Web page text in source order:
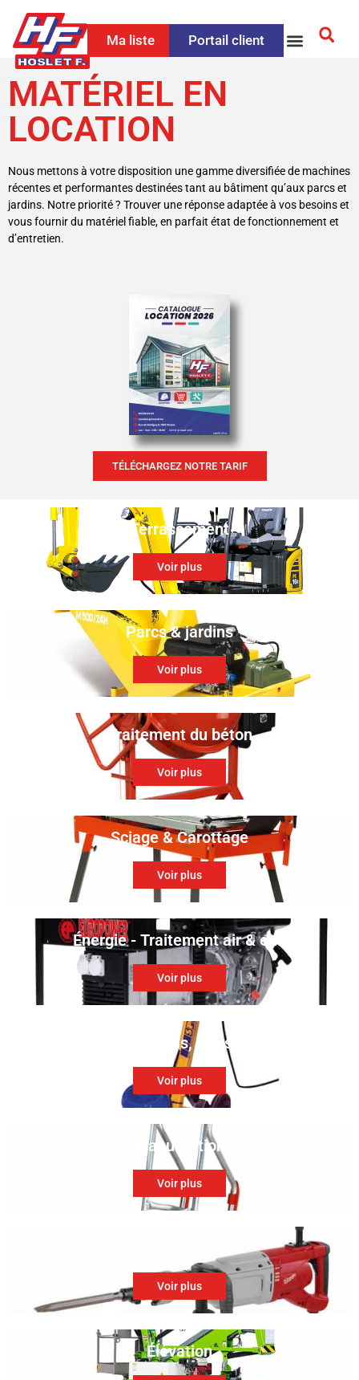
Ma liste Portail client
MATÉRIEL EN
LOCATION
Nous mettons à votre disposition une gamme diversifiée de machines
récentes et performantes destinées tant au bâtiment qu’aux parcs et
jardins. Notre priorité ? Trouver une réponse adaptée à vos besoins et
vous fournir du matériel fiable, en parfait état de fonctionnement et
d’entretien.
TÉLÉCHARGEZ NOTRE TARIF
Terrassement
Voir plus
Parcs & jardins
Voir plus
Traitement du béton
Voir plus
Sciage & Carottage
Voir plus
Énergie - Traitement air & eau
Voir plus
Traitement des sols, murs & meubles
Voir plus
Manutention
Voir plus
Voir plus
Élévation